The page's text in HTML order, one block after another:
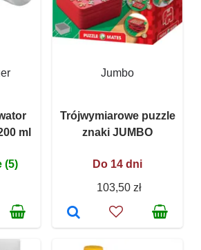
ml
(5)
Jumbo
Trójwymiarowe puzzle
znaki JUMBO
Do 14 dni
103,50 zł